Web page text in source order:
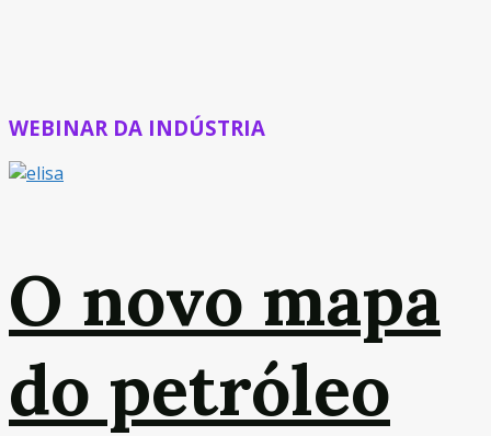
WEBINAR DA INDÚSTRIA
O novo mapa
do petróleo